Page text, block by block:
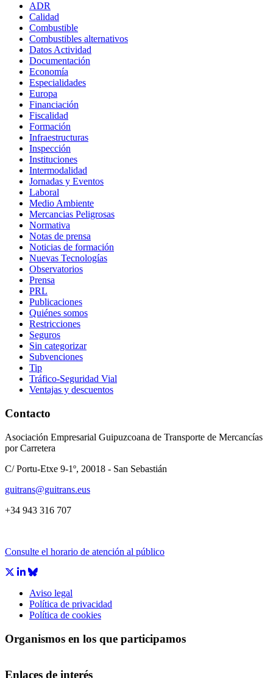
ADR
Calidad
Combustible
Combustibles alternativos
Datos Actividad
Documentación
Economía
Especialidades
Europa
Financiación
Fiscalidad
Formación
Infraestructuras
Inspección
Instituciones
Intermodalidad
Jornadas y Eventos
Laboral
Medio Ambiente
Mercancias Peligrosas
Normativa
Notas de prensa
Noticias de formación
Nuevas Tecnologías
Observatorios
Prensa
PRL
Publicaciones
Quiénes somos
Restricciones
Seguros
Sin categorizar
Subvenciones
Tip
Tráfico-Seguridad Vial
Ventajas y descuentos
Contacto
Asociación Empresarial Guipuzcoana de Transporte de Mercancías
por Carretera
C/ Portu-Etxe 9-1º, 20018 - San Sebastián
guitrans@guitrans.eus
+34 943 316 707
Consulte el horario de atención al público
Aviso legal
Política de privacidad
Política de cookies
Organismos en los que participamos
Enlaces de interés